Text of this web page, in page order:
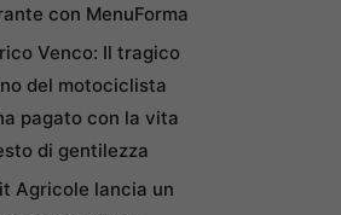
con MenuForma
Venco: Il tragico
del motociclista
pagato con la vita
di gentilezza
Agricole lancia un